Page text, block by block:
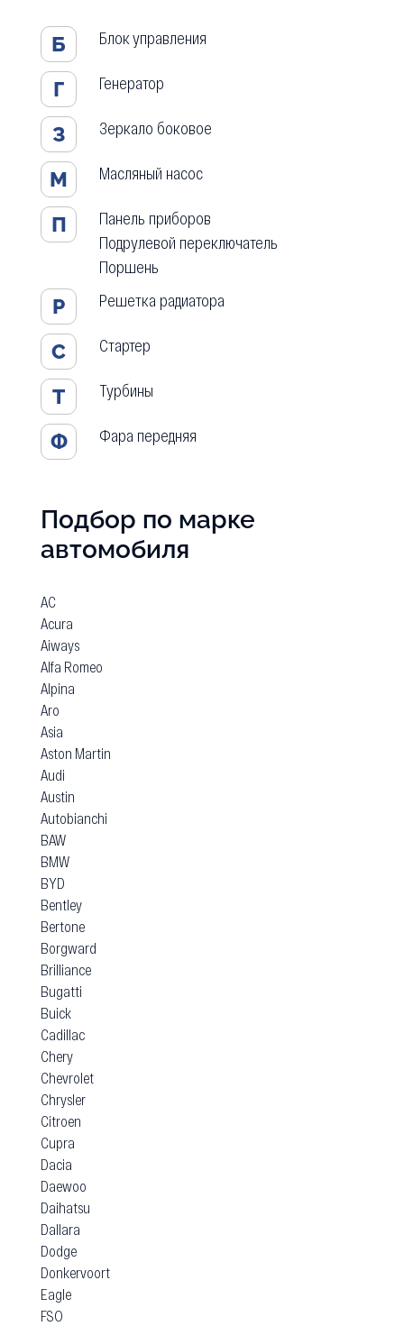
Б Блок управления
Г Генератор
З Зеркало боковое
М Масляный насос
П
Панель приборов
Подрулевой переключатель
Поршень
Р Решетка радиатора
С Стартер
Т Турбины
Ф Фара передняя
Подбор по марке
автомобиля
AC
Acura
Aiways
Alfa Romeo
Alpina
Aro
Asia
Aston Martin
Audi
Austin
Autobianchi
BAW
BMW
BYD
Bentley
Bertone
Borgward
Brilliance
Bugatti
Buick
Cadillac
Chery
Chevrolet
Chrysler
Citroen
Cupra
Dacia
Daewoo
Daihatsu
Dallara
Dodge
Donkervoort
Eagle
FSO